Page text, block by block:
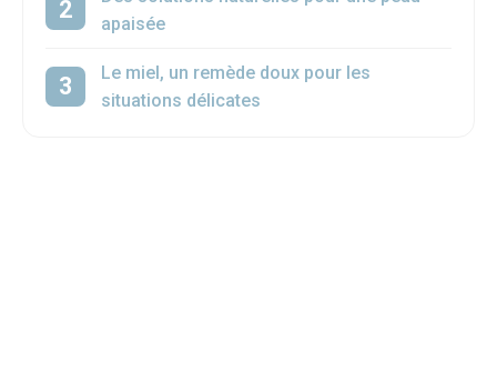
apaisée
Le miel, un remède doux pour les
situations délicates